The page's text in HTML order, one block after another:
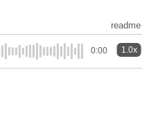
readme
0:00 1.0x